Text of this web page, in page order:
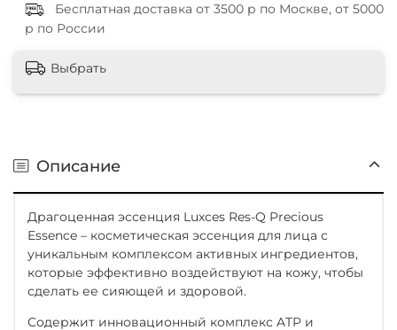
Бесплатная доставка от 3500 р по Москве, от 5000
р по России
Выбрать
Описание
Драгоценная эссенция Luxces Res-Q Precious
Essence – косметическая эссенция для лица с
уникальным комплексом активных ингредиентов,
которые эффективно воздействуют на кожу, чтобы
сделать ее сияющей и здоровой.
Содержит инновационный комплекс ATP и